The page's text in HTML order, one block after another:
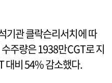
기관 클락슨리서치에 따
주량은 1938만CGT로 지
대비 54% 감소했다.